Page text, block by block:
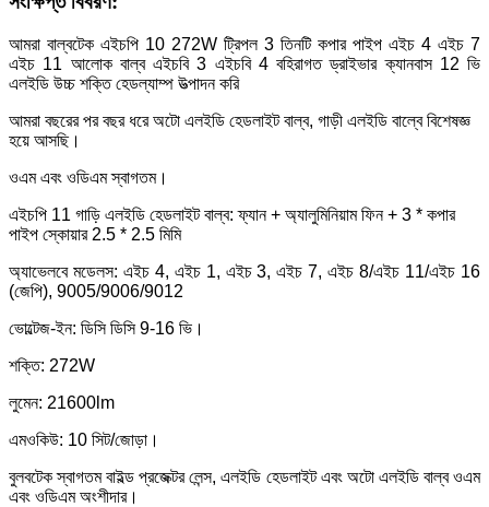
আমরা বাল্বটেক এইচপি 10 272W ট্রিপল 3 তিনটি কপার পাইপ এইচ 4 এইচ 7
এইচ 11 আলোক বাল্ব এইচবি 3 এইচবি 4 বহিরাগত ড্রাইভার ক্যানবাস 12 ভি
এলইডি উচ্চ শক্তি হেডল্যাম্প উত্পাদন করি
আমরা বছরের পর বছর ধরে অটো এলইডি হেডলাইট বাল্ব, গাড়ী এলইডি বাল্বে বিশেষজ্ঞ
হয়ে আসছি।
ওএম এবং ওডিএম স্বাগতম।
এইচপি 11 গাড়ি এলইডি হেডলাইট বাল্ব: ফ্যান + অ্যালুমিনিয়াম ফিন + 3 * কপার
পাইপ স্কোয়ার 2.5 * 2.5 মিমি
অ্যাভেলবে মডেলস: এইচ 4, এইচ 1, এইচ 3, এইচ 7, এইচ 8/এইচ 11/এইচ 16
(জেপি), 9005/9006/9012
ভোল্টেজ-ইন: ডিসি ডিসি 9-16 ভি।
শক্তি: 272W
লুমেন: 21600lm
এমওকিউ: 10 সিট/জোড়া।
বুলবটেক স্বাগতম বাইল্ড প্রজেক্টর লেন্স, এলইডি হেডলাইট এবং অটো এলইডি বাল্ব ওএম
এবং ওডিএম অংশীদার।